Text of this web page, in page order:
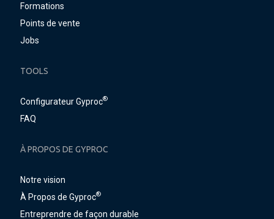
Formations
Points de vente
Jobs
TOOLS
Configurateur Gyproc®
FAQ
À PROPOS DE GYPROC
Notre vision
À Propos de Gyproc®
Entreprendre de façon durable